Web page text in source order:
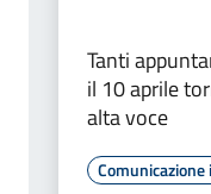
Tanti
il 10 aprile
alta voce